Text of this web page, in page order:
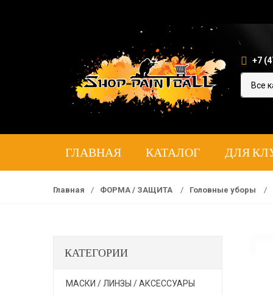
+7
ГЛАВНАЯ КАТАЛОГ ДЛЯ
Главная / ФОРМА / ЗАЩИТА / Головные уборы /
КАТЕГОРИИ
МАСКИ / ЛИНЗЫ / АКСЕССУАРЫ